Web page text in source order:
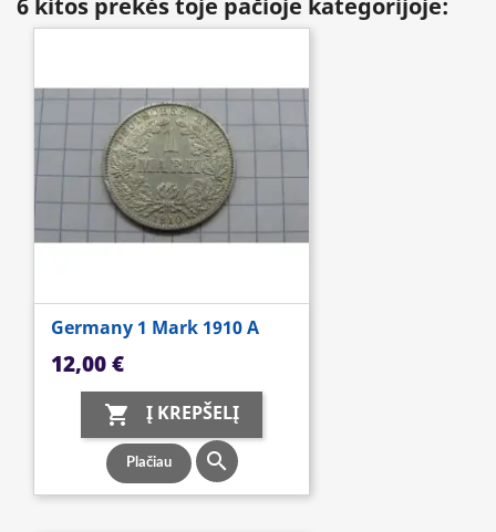
Germany 1 Mark 1910 A
Kaina
12,00 €
 Į KREPŠELĮ
Plačiau 